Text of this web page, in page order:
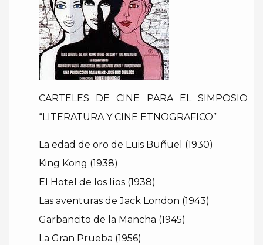
CARTELES DE CINE PARA EL SIMPOSIO
“LITERATURA Y CINE ETNOGRAFICO”
La edad de oro de Luis Buñuel (1930)
King Kong (1938)
El Hotel de los líos (1938)
Las aventuras de Jack London (1943)
Garbancito de la Mancha (1945)
La Gran Prueba (1956)